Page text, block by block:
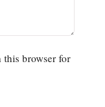
this browser for